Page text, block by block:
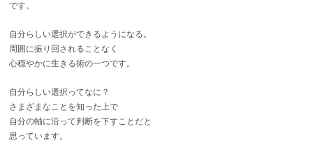
です。
自分らしい選択ができるようになる。
周囲に振り回されることなく
心穏やかに生きる術の一つです。
自分らしい選択ってなに？
さまざまなことを知った上で
自分の軸に沿って判断を下すことだと
思っています。